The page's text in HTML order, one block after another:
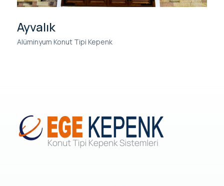
Ayvalık
Alüminyum Konut Tipi Kepenk